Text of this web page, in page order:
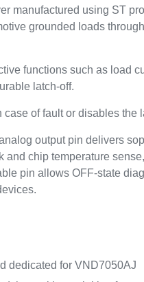
manufactured using ST
grounded loads
functions such as load
latch-off.
of fault or disables the
output pin delivers
chip temperature
pin allows OFF-state
dedicated for VND7050AJ